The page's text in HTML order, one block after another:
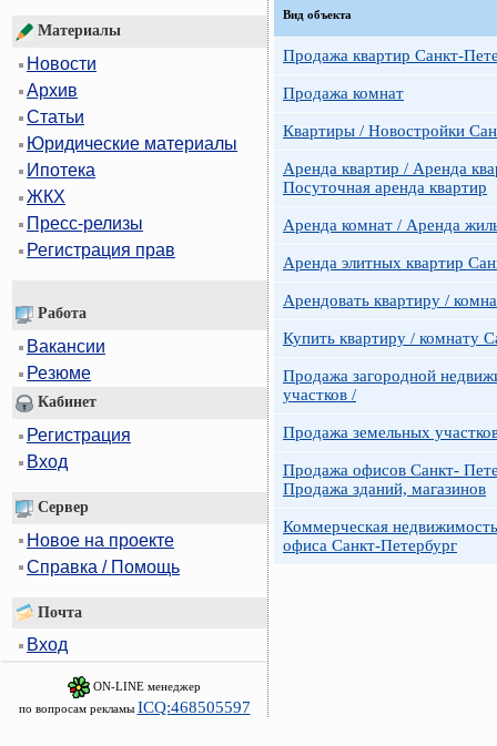
Материалы
Новости
Архив
Статьи
Юридические материалы
Ипотека
ЖКХ
Пресс-релизы
Регистрация прав
Работа
Вакансии
Резюме
Кабинет
Регистрация
Вход
Сервер
Новое на проекте
Справка / Помощь
Почта
Вход
ON-LINE менеджер
по вопросам рекламы ICQ:468505597
Вид объекта
Продажа квартир Санкт-
Продажа комнат
Квартиры / Новостройки
Аренда квартир / Аренда
Посуточная аренда квартир
Аренда комнат / Аренда
Аренда элитных квартир
Арендовать квартиру /
Купить квартиру / комнату
Продажа загородной
участков /
Продажа земельных
Продажа офисов Санкт-
Продажа зданий, магазинов
Коммерческая
офиса Санкт-Петербург